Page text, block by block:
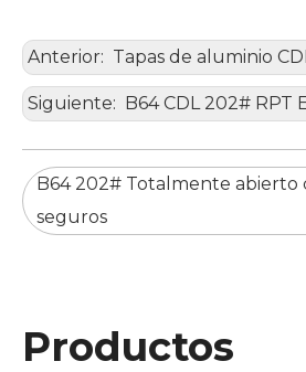
Anterior: Tapas de aluminio CDL
Siguiente: B64 CDL 202# RPT
B64 202# Totalmente abierto
seguros
Productos